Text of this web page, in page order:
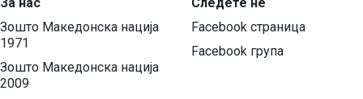
За нас
Зошто Македонска нација
1971
Зошто Македонска нација
2009
Следете нѐ
Facebook страница
Facebook група